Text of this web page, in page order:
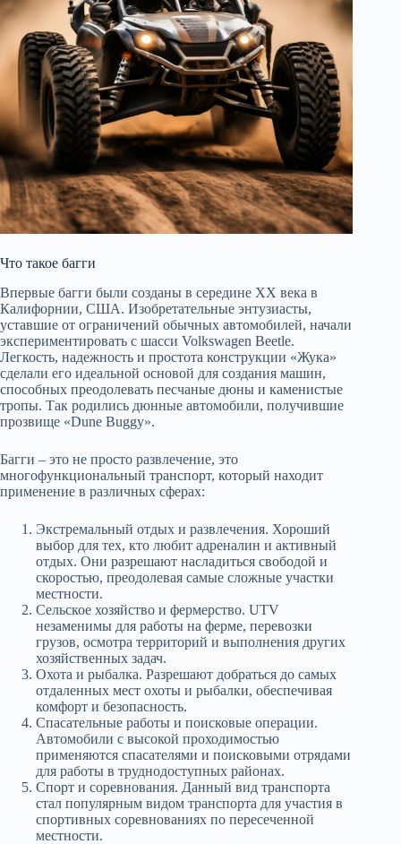
Что такое багги
Впервые багги были созданы в середине XX века в
Калифорнии, США. Изобретательные энтузиасты,
уставшие от ограничений обычных автомобилей, начали
экспериментировать с шасси Volkswagen Beetle.
Легкость, надежность и простота конструкции «Жука»
сделали его идеальной основой для создания машин,
способных преодолевать песчаные дюны и каменистые
тропы. Так родились дюнные автомобили, получившие
прозвище «Dune Buggy».
Багги – это не просто развлечение, это
многофункциональный транспорт, который находит
применение в различных сферах:
Экстремальный отдых и развлечения. Хороший
выбор для тех, кто любит адреналин и активный
отдых. Они разрешают насладиться свободой и
скоростью, преодолевая самые сложные участки
местности.
Сельское хозяйство и фермерство. UTV
незаменимы для работы на ферме, перевозки
грузов, осмотра территорий и выполнения других
хозяйственных задач.
Охота и рыбалка. Разрешают добраться до самых
отдаленных мест охоты и рыбалки, обеспечивая
комфорт и безопасность.
Спасательные работы и поисковые операции.
Автомобили с высокой проходимостью
применяются спасателями и поисковыми отрядами
для работы в труднодоступных районах.
Спорт и соревнования. Данный вид транспорта
стал популярным видом транспорта для участия в
спортивных соревнованиях по пересеченной
местности.